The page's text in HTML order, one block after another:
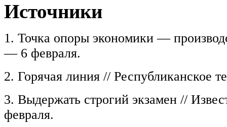
Источники
1. Точка опоры экономики —
— 6 февраля.
2. Горячая линия //
3. Выдержать строгий экзамен //
февраля.